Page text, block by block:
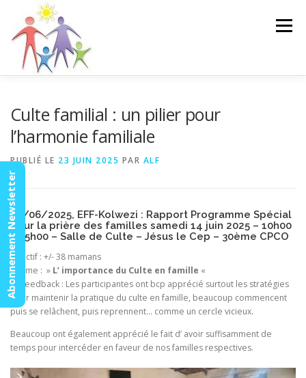
contenu
Menu
Culte familial : un pilier pour
l’harmonie familiale
PUBLIÉ LE 23 JUIN 2025 PAR ALF
14/06/2025, EFF-Kolwezi : Rapport Programme Spécial
pour la prière des familles samedi 14 juin 2025 – 10h00
à 15h00 – Salle de Culte – Jésus le Cep – 30ème CPCO
Effectif : +/- 38 mamans
Thème : » L’ importance du Culte en famille «
→ Feedback : Les participantes ont bcp apprécié surtout les stratégies
pour maintenir la pratique du culte en famille, beaucoup commencent
puis se relâchent, puis reprennent… comme un cercle vicieux.
Beaucoup ont également apprécié le fait d’ avoir suffisamment de
temps pour intercéder en faveur de nos familles respectives.
Abonnement Newsletter